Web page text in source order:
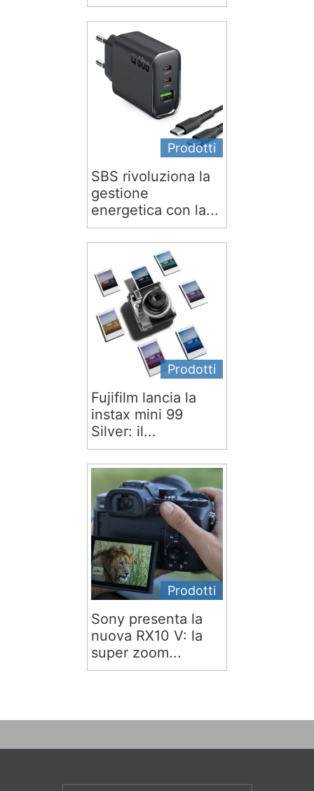
Prodotti
SBS rivoluziona la
gestione
energetica con la...
Prodotti
Fujifilm lancia la
instax mini 99
Silver: il...
Prodotti
Sony presenta la
nuova RX10 V: la
super zoom...